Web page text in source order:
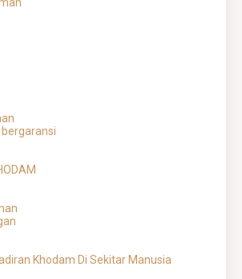
Khodam Di Sekitar Manusia